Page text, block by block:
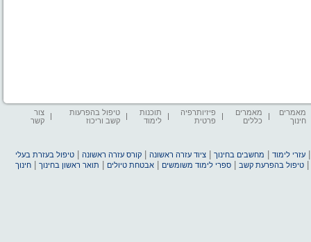
מאמרים
חינוך
מאמרים
כללים
פיזיותרפיה
פרטית
תוכנות
לימוד
טיפול בהפרעות
קשב וריכוז
צור
קשר
עזרי לימוד מחשבים בחינוך |ציוד עזרה ראשונה |קורס עזרה ראשונה |טיפול בעזרת בעלי
|טיפול בהפרעת קשב |ספרי לימוד משומשים |אבטחת טיולים תואר ראשון בחינוך |חינוך